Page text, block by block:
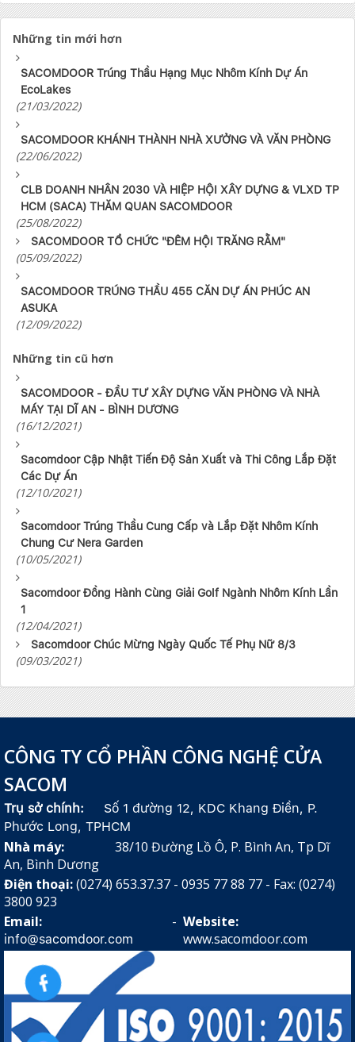
Những tin mới hơn
SACOMDOOR Trúng Thầu Hạng Mục Nhôm Kính Dự Án
EcoLakes
(21/03/2022)
SACOMDOOR KHÁNH THÀNH NHÀ XƯỞNG VÀ VĂN PHÒNG
(22/06/2022)
CLB DOANH NHÂN 2030 VÀ HIỆP HỘI XÂY DỰNG & VLXD TP
HCM (SACA) THĂM QUAN SACOMDOOR
(25/08/2022)
SACOMDOOR TỔ CHỨC "ĐÊM HỘI TRĂNG RẰM"
(05/09/2022)
SACOMDOOR TRÚNG THẦU 455 CĂN DỰ ÁN PHÚC AN
ASUKA
(12/09/2022)
Những tin cũ hơn
SACOMDOOR - ĐẦU TƯ XÂY DỰNG VĂN PHÒNG VÀ NHÀ
MÁY TẠI DĨ AN - BÌNH DƯƠNG
(16/12/2021)
Sacomdoor Cập Nhật Tiến Độ Sản Xuất và Thi Công Lắp Đặt
Các Dự Án
(12/10/2021)
Sacomdoor Trúng Thầu Cung Cấp và Lắp Đặt Nhôm Kính
Chung Cư Nera Garden
(10/05/2021)
Sacomdoor Đồng Hành Cùng Giải Golf Ngành Nhôm Kính Lần
1
(12/04/2021)
Sacomdoor Chúc Mừng Ngày Quốc Tế Phụ Nữ 8/3
(09/03/2021)
CÔNG TY CỔ PHẦN CÔNG NGHỆ CỬA
SACOM
Trụ sở chính:
Số 1 đường 12, KDC Khang Điền, P.
Phước Long, TPHCM
Nhà máy: 38/10 Đường Lồ Ô, P. Bình An, Tp Dĩ
An, Bình Dương
Điện thoại:(0274) 653.37.37 - 0935 77 88 77 - Fax: (0274)
3800 923
Email:
info@sacomdoor.com
- Website:
www.sacomdoor.com